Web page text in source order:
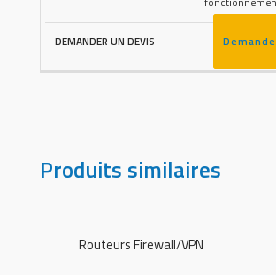
Produits similaires
Routeurs Firewall/VPN